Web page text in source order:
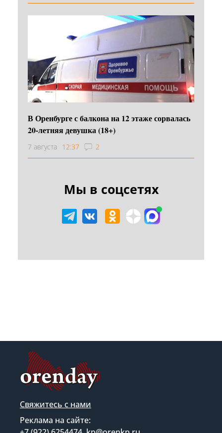
В Оренбурге с балкона на 12 этаже сорвалась
20-летняя девушка (18+)
7 августа 12:37 2
Мы в соцсетях
Свяжитесь с нами
Реклама на сайте: